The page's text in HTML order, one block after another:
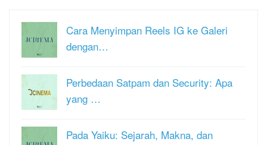
Cara Menyimpan Reels IG ke Galeri
dengan…
Perbedaan Satpam dan Security: Apa
yang …
Pada Yaiku: Sejarah, Makna, dan